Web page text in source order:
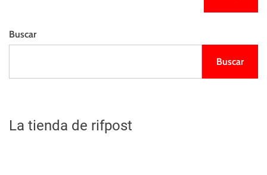
Buscar
Buscar
La tienda de rifpost